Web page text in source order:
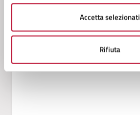
Accetta selezionati
Rifiuta
Servizio Politiche Sociali, Sport